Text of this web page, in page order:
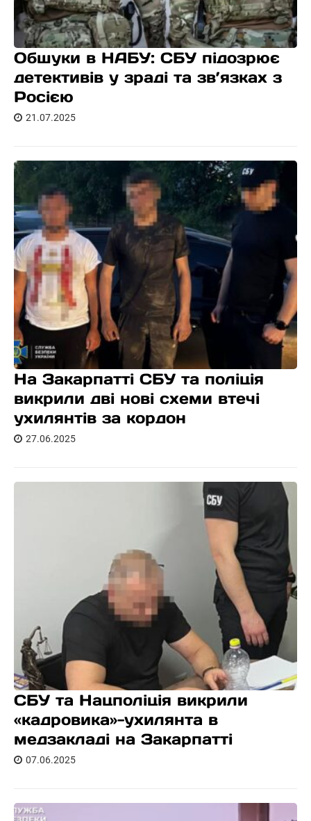
Обшуки в НАБУ: СБУ підозрює
детективів у зраді та зв’язках з
Росією
21.07.2025
На Закарпатті СБУ та поліція
викрили дві нові схеми втечі
ухилянтів за кордон
27.06.2025
СБУ та Нацполіція викрили
«кадровика»-ухилянта в
медзакладі на Закарпатті
07.06.2025